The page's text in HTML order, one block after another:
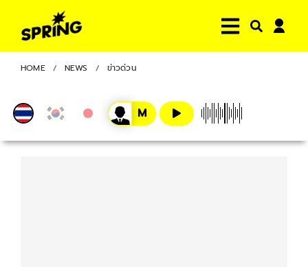
HOME NEWS ข่าวด่วน